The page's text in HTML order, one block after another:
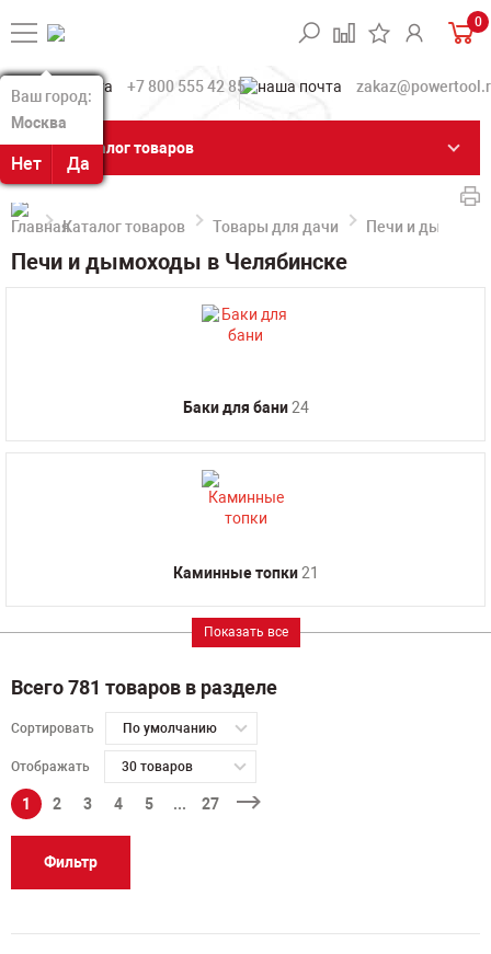
Ваш город:
Москва
Нет Да
Ваш город:
Москва
Нет Да
0
+7 800 555 42 85
Каталог товаров
Каталог товаров Товары для дачи Печи и
Печи и дымоходы в Челябинске
Баки для бани24
Каминные топки21
Показать все
Всего 781 товаров в разделе
Сортировать По умолчанию
Отображать 30 товаров
1 2 3 4 5 ... 27
Фильтр